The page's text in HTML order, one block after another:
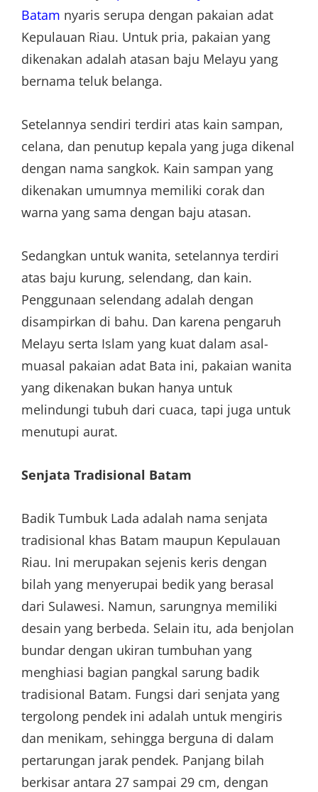
Batam nyaris serupa dengan pakaian adat
Kepulauan Riau. Untuk pria, pakaian yang
dikenakan adalah atasan baju Melayu yang
bernama teluk belanga.
Setelannya sendiri terdiri atas kain sampan,
celana, dan penutup kepala yang juga dikenal
dengan nama sangkok. Kain sampan yang
dikenakan umumnya memiliki corak dan
warna yang sama dengan baju atasan.
Sedangkan untuk wanita, setelannya terdiri
atas baju kurung, selendang, dan kain.
Penggunaan selendang adalah dengan
disampirkan di bahu. Dan karena pengaruh
Melayu serta Islam yang kuat dalam asal-
muasal pakaian adat Bata ini, pakaian wanita
yang dikenakan bukan hanya untuk
melindungi tubuh dari cuaca, tapi juga untuk
menutupi aurat.
Senjata Tradisional Batam
Badik Tumbuk Lada adalah nama senjata
tradisional khas Batam maupun Kepulauan
Riau. Ini merupakan sejenis keris dengan
bilah yang menyerupai bedik yang berasal
dari Sulawesi. Namun, sarungnya memiliki
desain yang berbeda. Selain itu, ada benjolan
bundar dengan ukiran tumbuhan yang
menghiasi bagian pangkal sarung badik
tradisional Batam. Fungsi dari senjata yang
tergolong pendek ini adalah untuk mengiris
dan menikam, sehingga berguna di dalam
pertarungan jarak pendek. Panjang bilah
berkisar antara 27 sampai 29 cm, dengan